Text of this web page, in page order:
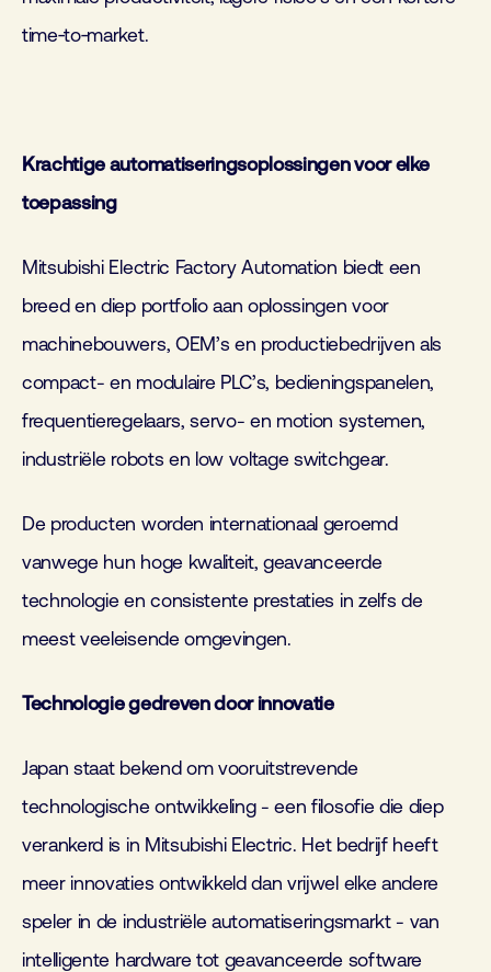
time‑to‑market.
Krachtige automatiseringsoplossingen voor elke
toepassing
Mitsubishi Electric Factory Automation biedt een
breed en diep portfolio aan oplossingen voor
machinebouwers, OEM’s en productiebedrijven als
compact- en modulaire PLC’s, bedieningspanelen,
frequentieregelaars, servo- en motion systemen,
industriële robots en low voltage switchgear.
De producten worden internationaal geroemd
vanwege hun hoge kwaliteit, geavanceerde
technologie en consistente prestaties in zelfs de
meest veeleisende omgevingen.
Technologie gedreven door innovatie
Japan staat bekend om vooruitstrevende
technologische ontwikkeling - een filosofie die diep
verankerd is in Mitsubishi Electric. Het bedrijf heeft
meer innovaties ontwikkeld dan vrijwel elke andere
speler in de industriële automatiseringsmarkt - van
intelligente hardware tot geavanceerde software